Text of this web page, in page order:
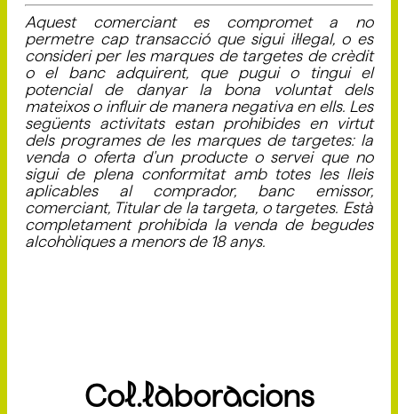
Aquest comerciant es compromet a no
permetre cap transacció que sigui il·legal, o es
consideri per les marques de targetes de crèdit
o el banc adquirent, que pugui o tingui el
potencial de danyar la bona voluntat dels
mateixos o influir de manera negativa en ells. Les
següents activitats estan prohibides en virtut
dels programes de les marques de targetes: la
venda o oferta d'un producte o servei que no
sigui de plena conformitat amb totes les lleis
aplicables al comprador, banc emissor,
comerciant, Titular de la targeta, o targetes. Està
completament prohibida la venda de begudes
alcohòliques a menors de 18 anys.
Col.laboracions